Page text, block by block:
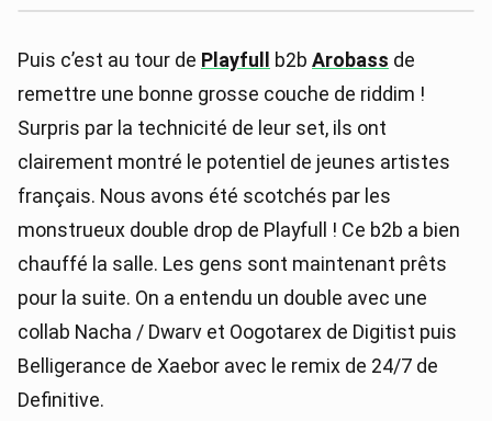
Puis c’est au tour de Playfull b2b Arobass de
remettre une bonne grosse couche de riddim !
Surpris par la technicité de leur set, ils ont
clairement montré le potentiel de jeunes artistes
français. Nous avons été scotchés par les
monstrueux double drop de Playfull ! Ce b2b a bien
chauffé la salle. Les gens sont maintenant prêts
pour la suite. On a entendu un double avec une
collab Nacha / Dwarv et Oogotarex de Digitist puis
Belligerance de Xaebor avec le remix de 24/7 de
Definitive.